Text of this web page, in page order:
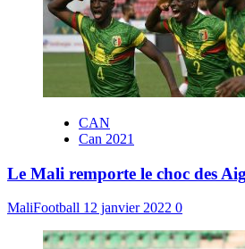
CAN
Can 2021
Le Mali remporte le choc des
MaliFootball 12 janvier 2022 0